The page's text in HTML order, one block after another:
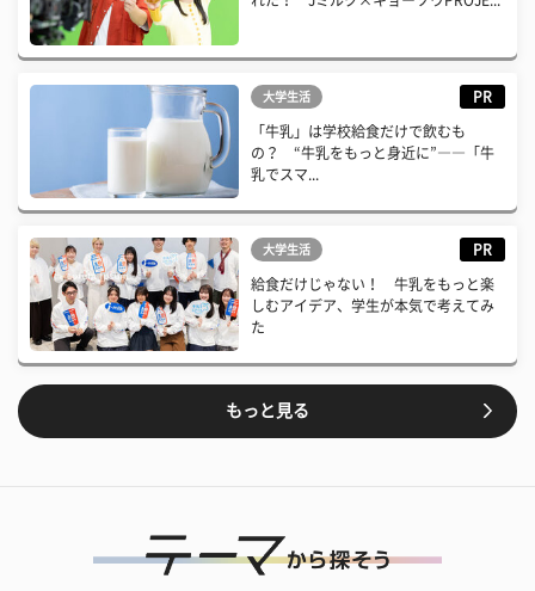
大学生活 PR
「牛乳」は学校給食だけで飲むも
の？ “牛乳をもっと身近に”――「牛
乳でスマ...
大学生活 PR
給食だけじゃない！ 牛乳をもっと楽
しむアイデア、学生が本気で考えてみ
た
もっと見る